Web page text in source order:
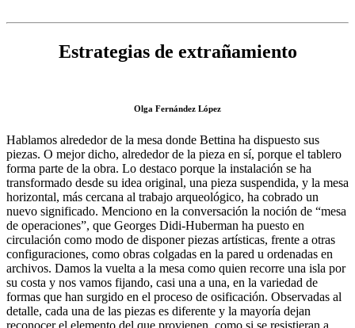
Estrategias de extrañamiento
Olga Fernández López
Hablamos alrededor de la mesa donde Bettina ha dispuesto sus
piezas. O mejor dicho, alrededor de la pieza en sí, porque el tablero
forma parte de la obra. Lo destaco porque la instalación se ha
transformado desde su idea original, una pieza suspendida, y la mesa
horizontal, más cercana al trabajo arqueológico, ha cobrado un
nuevo significado. Menciono en la conversación la noción de “mesa
de operaciones”, que Georges Didi-Huberman ha puesto en
circulación como modo de disponer piezas artísticas, frente a otras
configuraciones, como obras colgadas en la pared u ordenadas en
archivos. Damos la vuelta a la mesa como quien recorre una isla por
su costa y nos vamos fijando, casi una a una, en la variedad de
formas que han surgido en el proceso de osificación. Observadas al
detalle, cada una de las piezas es diferente y la mayoría dejan
reconocer el elemento del que provienen, como si se resistieran a